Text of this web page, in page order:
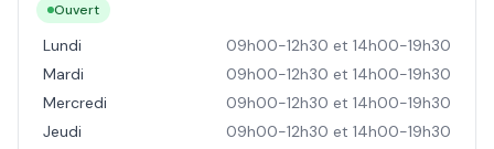
Ouvert
Lundi
09h00-12h30 et 14h00-19h30
Mardi
09h00-12h30 et 14h00-19h30
Mercredi
09h00-12h30 et 14h00-19h30
Jeudi
09h00-12h30 et 14h00-19h30